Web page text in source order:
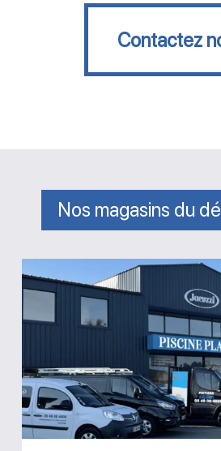
Contactez nous
Contactez
Nos magasins du
Piscine
Plaisir